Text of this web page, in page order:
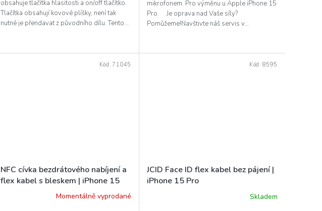
obsahuje tlačítka hlasitosti a on/off tlačítko.
Tlačítka obsahují kovové plíšky, není tak
nutné je přendavat z původního dílu. Tento...
mikrofonem. Pro výměnu u Apple iPhone 15
Pro. Je oprava nad Vaše síly?
Pomůžeme!Navštivte náš servis v...
NFC cívka bezdrátového nabíjení a
flex kabel s bleskem | iPhone 15
Momentálně vyprodané
Kód: 71045
JCID Face ID flex kabel bez pájení |
iPhone 15 Pro
Skladem
Kód: 8595